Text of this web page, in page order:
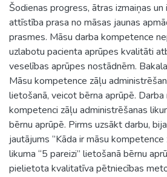
Šodienas progress, ātras izmaiņas
attīstība prasa no māsas jaunas
prasmes. Māsu darba kompetence
uzlabotu pacienta aprūpes kvalitāti
veselības aprūpes nostādnēm.
Māsu kompetence zāļu
lietošanā, veicot bērna aprūpē.
kompetenci zāļu administrēšanas
bērnu aprūpē. Pirms uzsākt darbu,
jautājums ‘’Kāda ir māsu
likuma “5 pareizi” lietošanā bērnu
pielietota kvalitatīva pētniecības